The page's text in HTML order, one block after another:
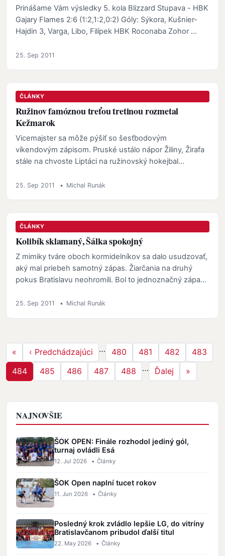
Prinášame Vám výsledky 5. kola Blizzard Stupava - HBK
Gajary Flames 2:6 (1:2,1:2,0:2) Góly: Sýkora, Kušnier-
Hajdin 3, Varga, Libo, Filípek HBK Roconaba Zohor …
25. Sep 2011
ČLÁNKY
Ružinov famóznou treťou tretinou rozmetal
Kežmarok
Vicemajster sa môže pýšiť so šesťbodovým
víkendovým zápisom. Pruské ustálo nápor Žiliny, Žirafa
stále na chvoste Liptáci na ružinovský hokejbal
25. Sep 2011 • Michal Runák
ČLÁNKY
Kolibík sklamaný, Šálka spokojný
Z mimiky tváre oboch kormidelníkov sa dalo usudzovať,
aký mal priebeh samotný zápas. Žiarčania na druhý
pokus Bratislavu neohromili. Bol to jednoznačný zápas
25. Sep 2011 • Michal Runák
Prvá strana
« Predchádzajúca strana
‹ Predchádzajúci … Strana
480 Strana
481 Strana
482 Strana
483
Strana
484 Strana
485 Strana
486 Strana
487 Strana
488 … Ďalšia strana
Ďalej Posledná
»
NAJNOVŠIE
ŠOK OPEN: Finále rozhodol jediný gól,
turnaj ovládli Esá
12. Jul 2026 • Články
ŠOK Open naplní tucet rokov
11. Jun 2026 • Články
Posledný krok zvládlo lepšie LG, do vitríny
Bratislavčanom pribudol ďalší titul
22. May 2026 • Články